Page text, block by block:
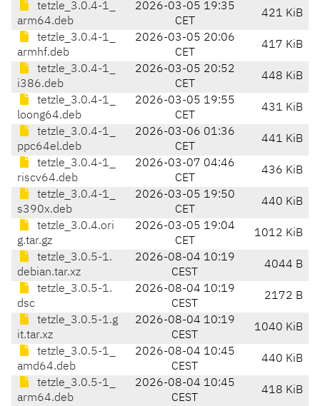
tetzle_3.0.4-1_
arm64.deb
2026-03-05 19:35
CET
421 KiB
tetzle_3.0.4-1_
armhf.deb
2026-03-05 20:06
CET
417 KiB
tetzle_3.0.4-1_
i386.deb
2026-03-05 20:52
CET
448 KiB
tetzle_3.0.4-1_
loong64.deb
2026-03-05 19:55
CET
431 KiB
tetzle_3.0.4-1_
ppc64el.deb
2026-03-06 01:36
CET
441 KiB
tetzle_3.0.4-1_
riscv64.deb
2026-03-07 04:46
CET
436 KiB
tetzle_3.0.4-1_
s390x.deb
2026-03-05 19:50
CET
440 KiB
tetzle_3.0.4.ori
g.tar.gz
2026-03-05 19:04
CET
1012 KiB
tetzle_3.0.5-1.
debian.tar.xz
2026-08-04 10:19
CEST
4044 B
tetzle_3.0.5-1.
dsc
2026-08-04 10:19
CEST
2172 B
tetzle_3.0.5-1.g
it.tar.xz
2026-08-04 10:19
CEST
1040 KiB
tetzle_3.0.5-1_
amd64.deb
2026-08-04 10:45
CEST
440 KiB
tetzle_3.0.5-1_
arm64.deb
2026-08-04 10:45
CEST
418 KiB